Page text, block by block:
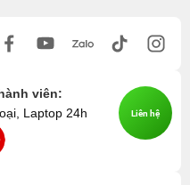
viên:
Laptop 24h
Liên hệ